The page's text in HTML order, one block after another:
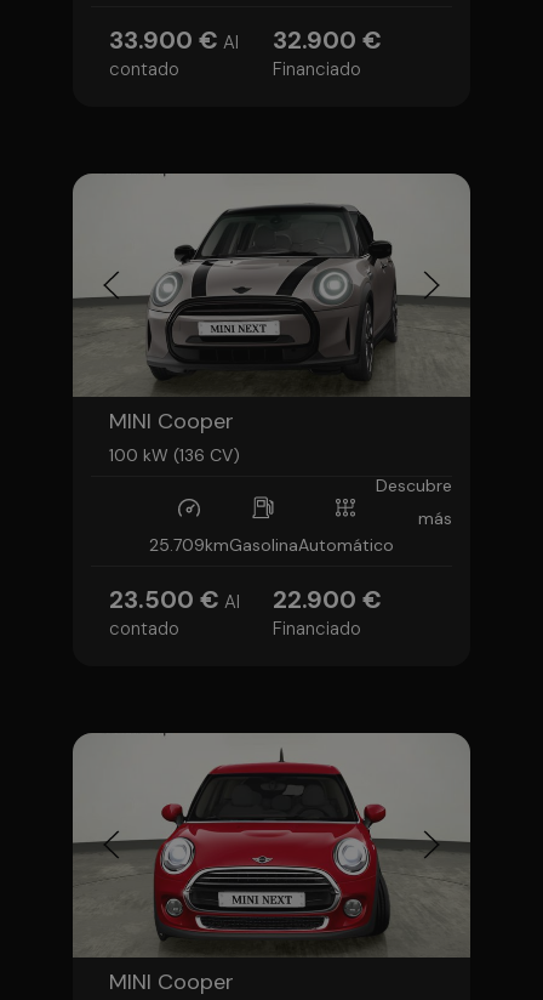
33.900 € Al
contado
32.900 €
Financiado
MINI Cooper
100 kW (136 CV)
25.709kmGasolinaAutomático
23.500 € Al
contado
22.900 €
Financiado
Descubre
más
MINI Cooper